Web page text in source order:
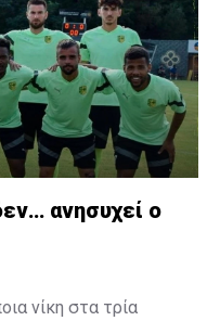
ανησυχεί ο
νίκη στα τρία